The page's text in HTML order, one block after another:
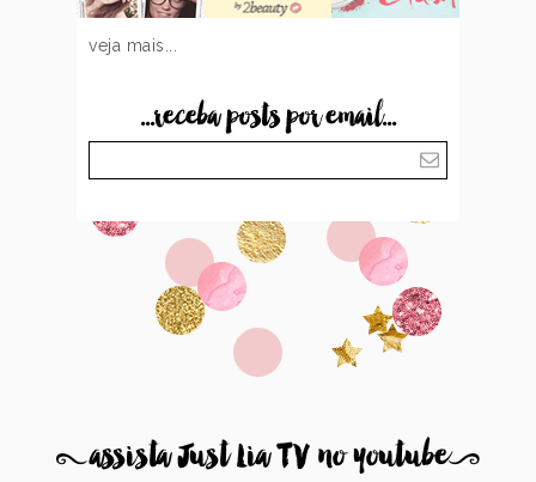
veja mais...
...receba posts por email...
8assista Just Lia TV no youtube9